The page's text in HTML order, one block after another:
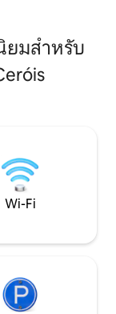
อย่างแน่นอน เร
“On Board”
ยมสำหรับ
Wi-Fi